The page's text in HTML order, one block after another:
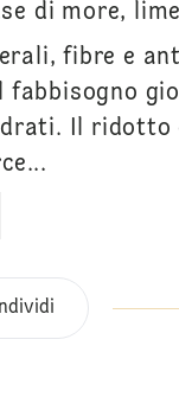
di more,
fibre e
fabbisogno
Il